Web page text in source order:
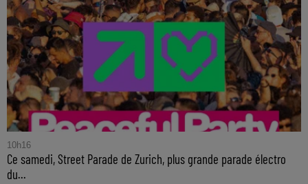
10h16
Ce samedi, Street Parade de Zurich, plus grande parade électro
du...